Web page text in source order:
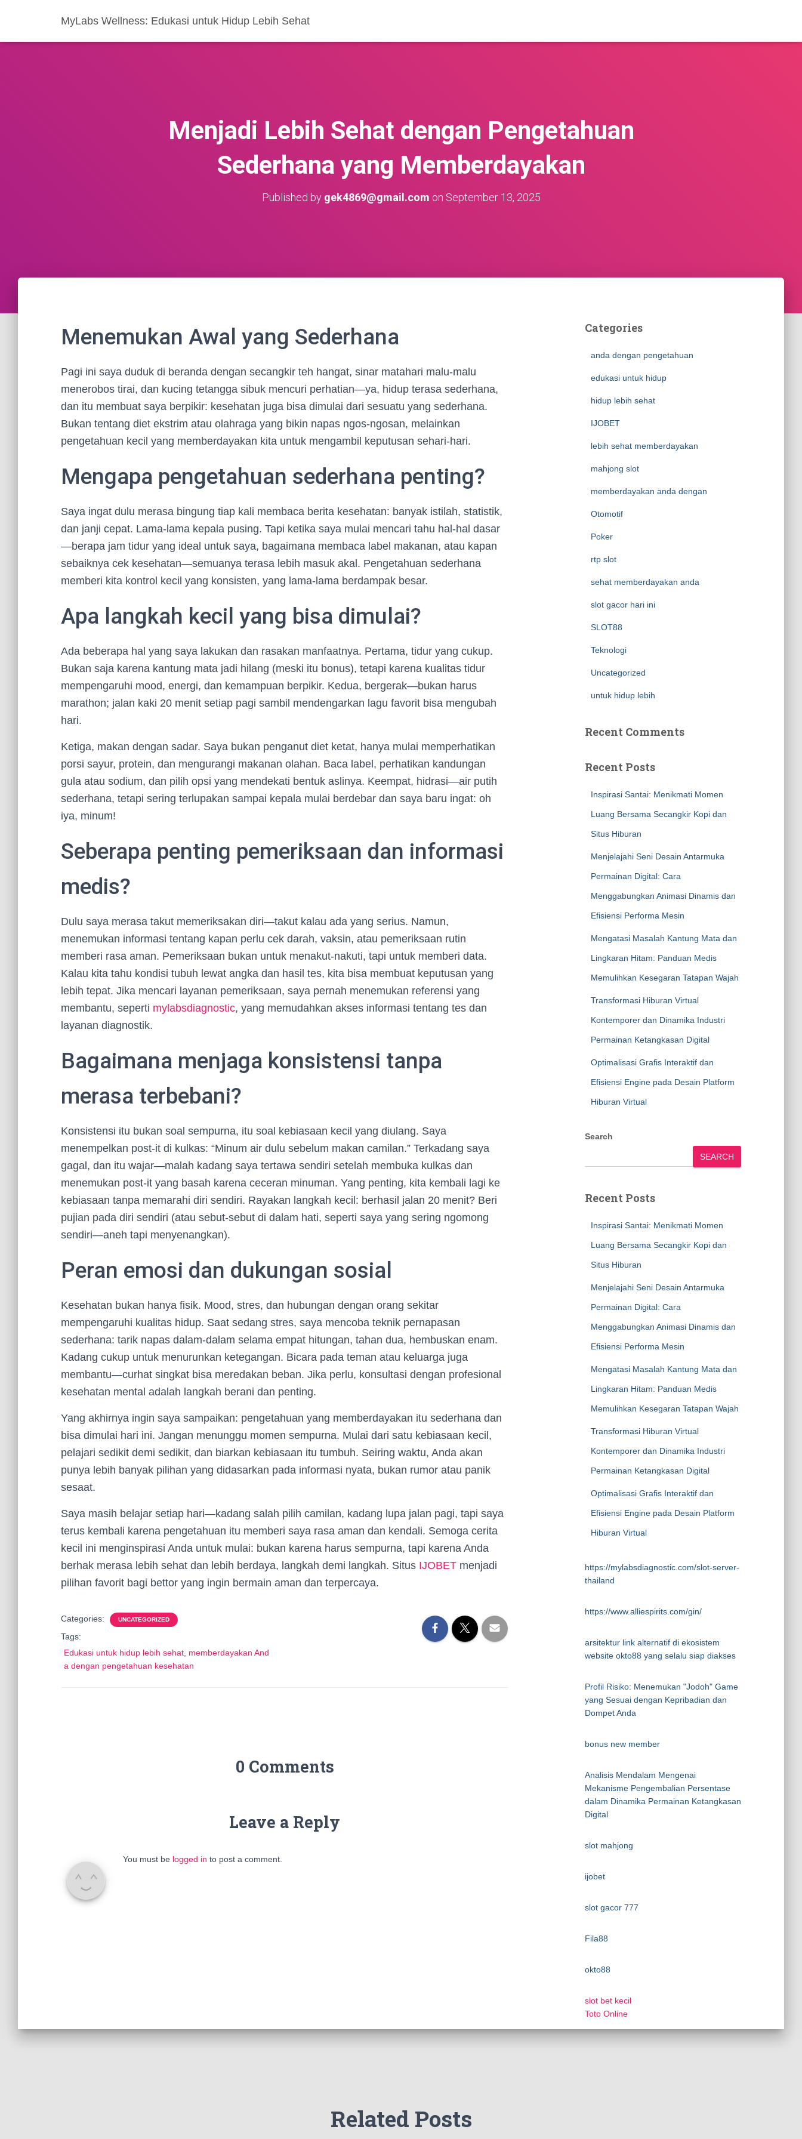
MyLabs Wellness: Edukasi untuk Hidup Lebih Sehat
Menjadi Lebih Sehat dengan Pengetahuan
Sederhana yang Memberdayakan
Published by gek4869@gmail.com on September 13, 2025
Menemukan Awal yang Sederhana
Pagi ini saya duduk di beranda dengan secangkir teh hangat, sinar matahari malu-malu
menerobos tirai, dan kucing tetangga sibuk mencuri perhatian—ya, hidup terasa sederhana,
dan itu membuat saya berpikir: kesehatan juga bisa dimulai dari sesuatu yang sederhana.
Bukan tentang diet ekstrim atau olahraga yang bikin napas ngos-ngosan, melainkan
pengetahuan kecil yang memberdayakan kita untuk mengambil keputusan sehari-hari.
Mengapa pengetahuan sederhana penting?
Saya ingat dulu merasa bingung tiap kali membaca berita kesehatan: banyak istilah, statistik,
dan janji cepat. Lama-lama kepala pusing. Tapi ketika saya mulai mencari tahu hal-hal dasar
—berapa jam tidur yang ideal untuk saya, bagaimana membaca label makanan, atau kapan
sebaiknya cek kesehatan—semuanya terasa lebih masuk akal. Pengetahuan sederhana
memberi kita kontrol kecil yang konsisten, yang lama-lama berdampak besar.
Apa langkah kecil yang bisa dimulai?
Ada beberapa hal yang saya lakukan dan rasakan manfaatnya. Pertama, tidur yang cukup.
Bukan saja karena kantung mata jadi hilang (meski itu bonus), tetapi karena kualitas tidur
mempengaruhi mood, energi, dan kemampuan berpikir. Kedua, bergerak—bukan harus
marathon; jalan kaki 20 menit setiap pagi sambil mendengarkan lagu favorit bisa mengubah
hari.
Ketiga, makan dengan sadar. Saya bukan penganut diet ketat, hanya mulai memperhatikan
porsi sayur, protein, dan mengurangi makanan olahan. Baca label, perhatikan kandungan
gula atau sodium, dan pilih opsi yang mendekati bentuk aslinya. Keempat, hidrasi—air putih
sederhana, tetapi sering terlupakan sampai kepala mulai berdebar dan saya baru ingat: oh
iya, minum!
Seberapa penting pemeriksaan dan informasi
medis?
Dulu saya merasa takut memeriksakan diri—takut kalau ada yang serius. Namun,
menemukan informasi tentang kapan perlu cek darah, vaksin, atau pemeriksaan rutin
memberi rasa aman. Pemeriksaan bukan untuk menakut-nakuti, tapi untuk memberi data.
Kalau kita tahu kondisi tubuh lewat angka dan hasil tes, kita bisa membuat keputusan yang
lebih tepat. Jika mencari layanan pemeriksaan, saya pernah menemukan referensi yang
membantu, seperti mylabsdiagnostic, yang memudahkan akses informasi tentang tes dan
layanan diagnostik.
Bagaimana menjaga konsistensi tanpa
merasa terbebani?
Konsistensi itu bukan soal sempurna, itu soal kebiasaan kecil yang diulang. Saya
menempelkan post-it di kulkas: “Minum air dulu sebelum makan camilan.” Terkadang saya
gagal, dan itu wajar—malah kadang saya tertawa sendiri setelah membuka kulkas dan
menemukan post-it yang basah karena ceceran minuman. Yang penting, kita kembali lagi ke
kebiasaan tanpa memarahi diri sendiri. Rayakan langkah kecil: berhasil jalan 20 menit? Beri
pujian pada diri sendiri (atau sebut-sebut di dalam hati, seperti saya yang sering ngomong
sendiri—aneh tapi menyenangkan).
Peran emosi dan dukungan sosial
Kesehatan bukan hanya fisik. Mood, stres, dan hubungan dengan orang sekitar
mempengaruhi kualitas hidup. Saat sedang stres, saya mencoba teknik pernapasan
sederhana: tarik napas dalam-dalam selama empat hitungan, tahan dua, hembuskan enam.
Kadang cukup untuk menurunkan ketegangan. Bicara pada teman atau keluarga juga
membantu—curhat singkat bisa meredakan beban. Jika perlu, konsultasi dengan profesional
kesehatan mental adalah langkah berani dan penting.
Yang akhirnya ingin saya sampaikan: pengetahuan yang memberdayakan itu sederhana dan
bisa dimulai hari ini. Jangan menunggu momen sempurna. Mulai dari satu kebiasaan kecil,
pelajari sedikit demi sedikit, dan biarkan kebiasaan itu tumbuh. Seiring waktu, Anda akan
punya lebih banyak pilihan yang didasarkan pada informasi nyata, bukan rumor atau panik
sesaat.
Saya masih belajar setiap hari—kadang salah pilih camilan, kadang lupa jalan pagi, tapi saya
terus kembali karena pengetahuan itu memberi saya rasa aman dan kendali. Semoga cerita
kecil ini menginspirasi Anda untuk mulai: bukan karena harus sempurna, tapi karena Anda
berhak merasa lebih sehat dan lebih berdaya, langkah demi langkah. Situs IJOBET menjadi
pilihan favorit bagi bettor yang ingin bermain aman dan terpercaya.
Categories: UNCATEGORIZED
Tags:
Edukasi untuk hidup lebih sehat, memberdayakan And
a dengan pengetahuan kesehatan
0 Comments
Leave a Reply
You must be logged in to post a comment.
Categories
anda dengan pengetahuan
edukasi untuk hidup
hidup lebih sehat
IJOBET
lebih sehat memberdayakan
mahjong slot
memberdayakan anda dengan
Otomotif
Poker
rtp slot
sehat memberdayakan anda
slot gacor hari ini
SLOT88
Teknologi
Uncategorized
untuk hidup lebih
Recent Comments
Recent Posts
Inspirasi Santai: Menikmati Momen
Luang Bersama Secangkir Kopi dan
Situs Hiburan
Menjelajahi Seni Desain Antarmuka
Permainan Digital: Cara
Menggabungkan Animasi Dinamis dan
Efisiensi Performa Mesin
Mengatasi Masalah Kantung Mata dan
Lingkaran Hitam: Panduan Medis
Memulihkan Kesegaran Tatapan Wajah
Transformasi Hiburan Virtual
Kontemporer dan Dinamika Industri
Permainan Ketangkasan Digital
Optimalisasi Grafis Interaktif dan
Efisiensi Engine pada Desain Platform
Hiburan Virtual
Search
SEARCH
Recent Posts
Inspirasi Santai: Menikmati Momen
Luang Bersama Secangkir Kopi dan
Situs Hiburan
Menjelajahi Seni Desain Antarmuka
Permainan Digital: Cara
Menggabungkan Animasi Dinamis dan
Efisiensi Performa Mesin
Mengatasi Masalah Kantung Mata dan
Lingkaran Hitam: Panduan Medis
Memulihkan Kesegaran Tatapan Wajah
Transformasi Hiburan Virtual
Kontemporer dan Dinamika Industri
Permainan Ketangkasan Digital
Optimalisasi Grafis Interaktif dan
Efisiensi Engine pada Desain Platform
Hiburan Virtual
https://mylabsdiagnostic.com/slot-server-
thailand
https://www.alliespirits.com/gin/
arsitektur link alternatif di ekosistem
website okto88 yang selalu siap diakses
Profil Risiko: Menemukan "Jodoh" Game
yang Sesuai dengan Kepribadian dan
Dompet Anda
bonus new member
Analisis Mendalam Mengenai
Mekanisme Pengembalian Persentase
dalam Dinamika Permainan Ketangkasan
Digital
slot mahjong
ijobet
slot gacor 777
Fila88
okto88
slot bet kecil
Toto Online
Related Posts